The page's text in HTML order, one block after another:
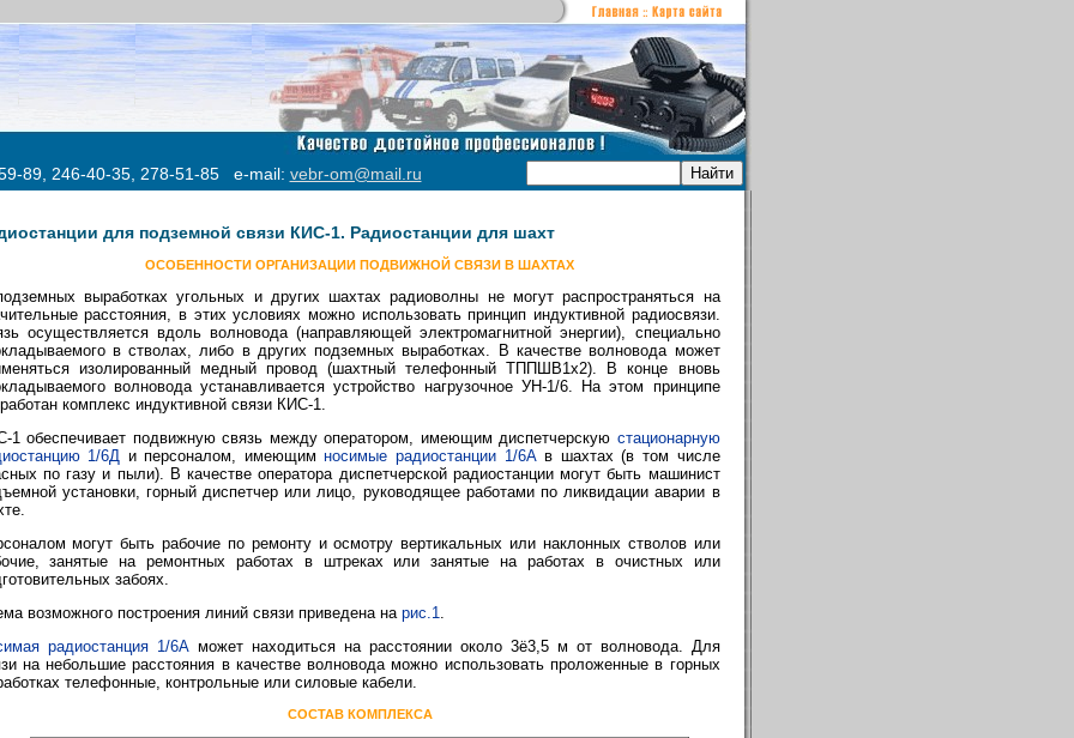
89, 246-40-35, 278-51-85 e-mail: vebr-om@mail.ru
для подземной связи КИС-1. Радиостанции для шахт
ОСОБЕННОСТИ ОРГАНИЗАЦИИ ПОДВИЖНОЙ СВЯЗИ В ШАХТАХ
выработках угольных и других шахтах радиоволны не могут распространяться на
расстояния, в этих условиях можно использовать принцип индуктивной радиосвязи.
осуществляется вдоль волновода (направляющей электромагнитной энергии), специально
в стволах, либо в других подземных выработках. В качестве волновода может
изолированный медный провод (шахтный телефонный ТППШВ1х2). В конце вновь
волновода устанавливается устройство нагрузочное УН-1/6. На этом принципе
комплекс индуктивной связи КИС-1.
1 обеспечивает подвижную связь между оператором, имеющим диспетчерскую стационарную
1/6Д и персоналом, имеющимносимые радиостанции 1/6Ав шахтах (в том числе
по газу и пыли). В качестве оператора диспетчерской радиостанции могут быть машинист
установки, горный диспетчер или лицо, руководящее работами по ликвидации аварии в
могут быть рабочие по ремонту и осмотру вертикальных или наклонных стволов или
занятые на ремонтных работах в штреках или занятые на работах в очистных или
забоях.
возможного построения линий связи приведена на рис.1.
радиостанция 1/6Аможет находиться на расстоянии около 3ё3,5 м от волновода. Для
на небольшие расстояния в качестве волновода можно использовать проложенные в горных
телефонные, контрольные или силовые кабели.
СОСТАВ КОМПЛЕКСА